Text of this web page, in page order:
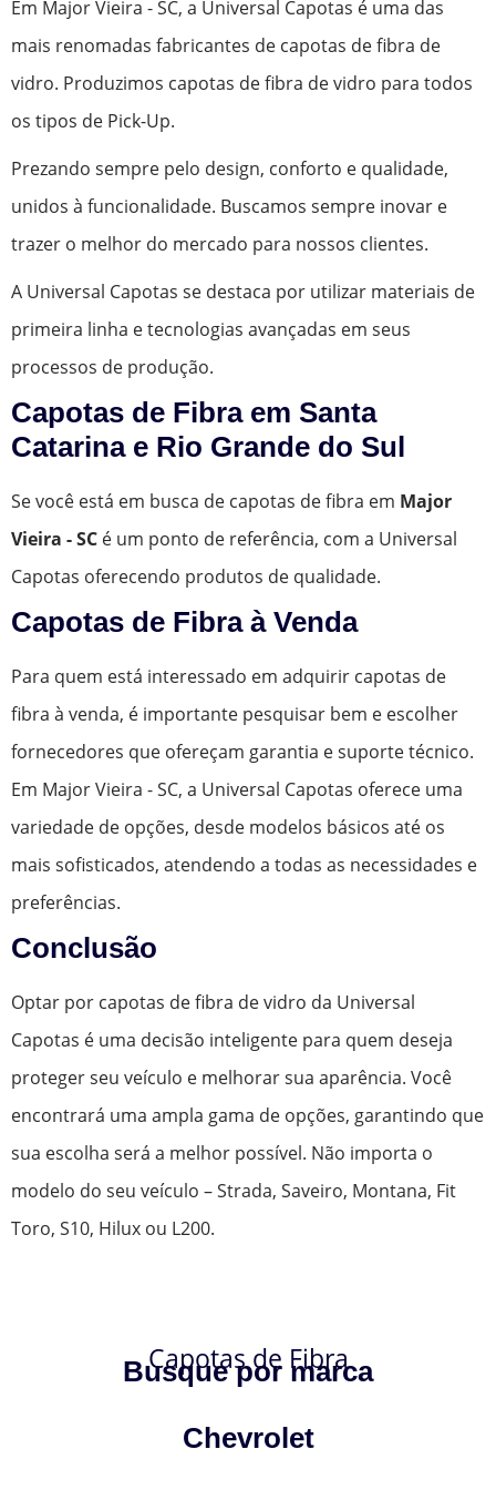
Em Major Vieira - SC, a Universal Capotas é uma das
mais renomadas fabricantes de capotas de fibra de
vidro. Produzimos capotas de fibra de vidro para todos
os tipos de Pick-Up.
Prezando sempre pelo design, conforto e qualidade,
unidos à funcionalidade. Buscamos sempre inovar e
trazer o melhor do mercado para nossos clientes.
A Universal Capotas se destaca por utilizar materiais de
primeira linha e tecnologias avançadas em seus
processos de produção.
Capotas de Fibra em Santa
Catarina e Rio Grande do Sul
Se você está em busca de capotas de fibra em Major
Vieira - SC é um ponto de referência, com a Universal
Capotas oferecendo produtos de qualidade.
Capotas de Fibra à Venda
Para quem está interessado em adquirir capotas de
fibra à venda, é importante pesquisar bem e escolher
fornecedores que ofereçam garantia e suporte técnico.
Em Major Vieira - SC, a Universal Capotas oferece uma
variedade de opções, desde modelos básicos até os
mais sofisticados, atendendo a todas as necessidades e
preferências.
Conclusão
Optar por capotas de fibra de vidro da Universal
Capotas é uma decisão inteligente para quem deseja
proteger seu veículo e melhorar sua aparência. Você
encontrará uma ampla gama de opções, garantindo que
sua escolha será a melhor possível. Não importa o
modelo do seu veículo – Strada, Saveiro, Montana, Fit
Toro, S10, Hilux ou L200.
Capotas de Fibra
Busque por marca
Chevrolet